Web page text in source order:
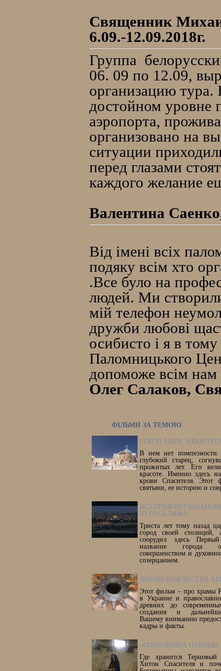
Cвященник
6.09.-12.09.2018г.
Группа
06. 09 по 12.09,
организацию тура.
достойном уровне
аэропорта,
организовано на
ситуации
перед глазами
каждого желание
Валентина
Від імені всіх
подяку всім хто
.Все було на
людей. Ми
мій телефон
дружби любові
осибисто і я в
Паломницького
допоможе всім
Олег Салаков,
ФІЛЬМИ ЗА ТЕМОЮ
ГОРОД МИРА. ХРАМ
В нем нет
глубокий старец,
прожитых лет. Его
красоте. Именно здесь
крови Спасителя. Этот
святыни, ее историю и
ИСТОРИЯ
ИЕРУСАЛИМА
Триста лет тому назад
город своей
соорудил здесь
название города
совершенством и
созерцанием.
ХРАМЫ РОЖДЕСТВА
Этот фильм – про храмы
в Украине и
древних до
создания и
Вашему вниманию
кадры и факты.
«СОКРОВИЩА ЦАРИЦЫ
Где хранится
Хитон Спасителя и